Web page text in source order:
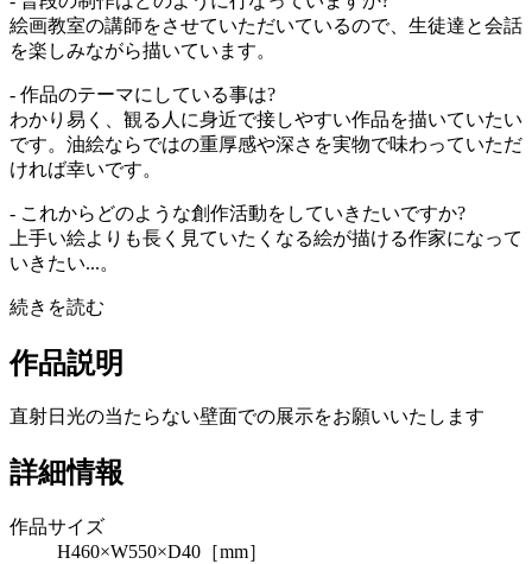
絵画教室の講師をさせていただいているので、生徒達と会話
を楽しみながら描いています。
- 作品のテーマにしている事は?
わかり易く、観る人に身近で接しやすい作品を描いていたい
です。油絵ならではの重厚感や深さを実物で味わっていただ
ければ幸いです。
- これからどのような創作活動をしていきたいですか?
上手い絵よりも長く見ていたくなる絵が描ける作家になって
いきたい...。
続きを読む
作品説明
直射日光の当たらない壁面での展示をお願いいたします
詳細情報
作品サイズ
H460×W550×D40［mm］